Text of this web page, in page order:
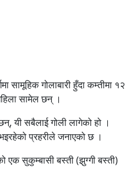
सामूहिक गोलाबारी हुँदा कम्तीमा १२
सामेल छन् ।
यी सबैलाई गोली लागेको हो ।
प्रहरीले जनाएको छ ।
एक सुकुम्बासी बस्ती (झुग्गी बस्ती)